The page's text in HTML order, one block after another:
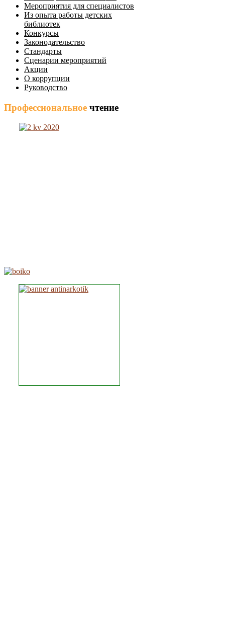
Мероприятия для специалистов
Из опыта работы детских
библиотек
Конкурсы
Законодательство
Стандарты
Сценарии мероприятий
Акции
О коррупции
Руководство
Профессиональное чтение